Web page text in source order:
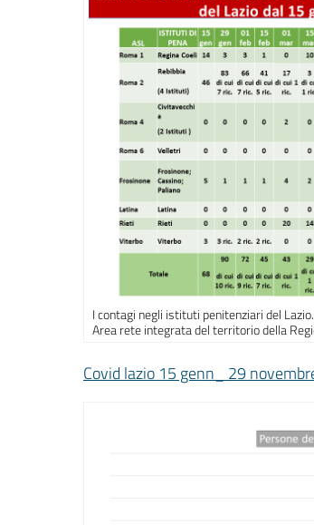
I contagi negli istituti penitenziari del
Area rete integrata del territorio della
Covid lazio 15 genn_ 29